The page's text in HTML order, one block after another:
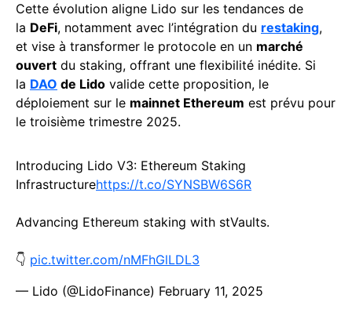
Cette évolution aligne Lido sur les tendances de
la DeFi, notamment avec l’intégration du restaking,
et vise à transformer le protocole en un marché
ouvert du staking, offrant une flexibilité inédite. Si
la DAO de Lido valide cette proposition, le
déploiement sur le mainnet Ethereum est prévu pour
le troisième trimestre 2025.
Introducing Lido V3: Ethereum Staking
Infrastructurehttps://t.co/SYNSBW6S6R
Advancing Ethereum staking with stVaults.
👇 pic.twitter.com/nMFhGlLDL3
— Lido (@LidoFinance) February 11, 2025